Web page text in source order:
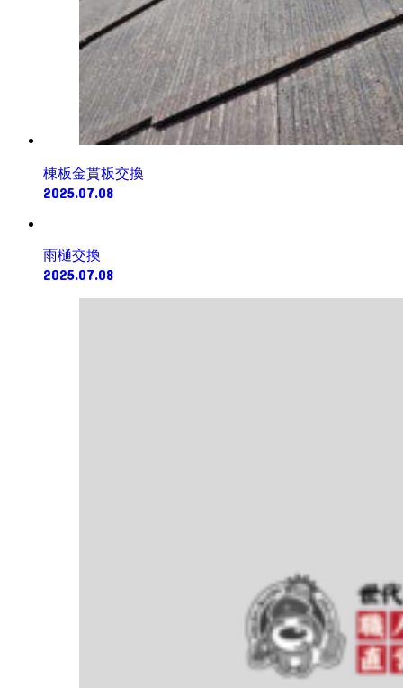
棟板金貫板交換
2025.07.08
雨樋交換
2025.07.08